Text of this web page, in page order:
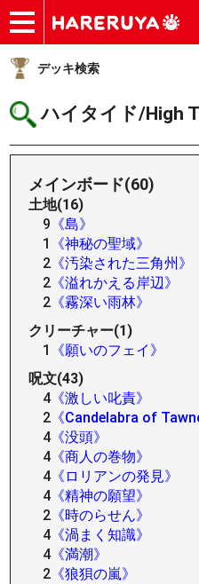
ショップ
買取
記事
デッキ検索
デッキ構築
選手一覧
店舗一覧
イベント
ヘルプ
お問い合わせ ログ
デッキ検索
ハイタイド/High
メインボード(60)
土地(16)
9 《島》
1
《神秘の聖域》
2 《汚染された三角州》
2 《溢れかえる岸辺》
2 《霧深い雨林》
クリーチャー(1)
1
《願いのフェイ》
呪文(43)
4 《激しい叱責》
2 《Candelabra of
4 《没頭》
4 《商人の巻物》
4 《ロリアンの発見》
4 《精神の願望》
2 《時のらせん》
4 《渦まく知識》
4 《満潮》
2 《狼狽の嵐》